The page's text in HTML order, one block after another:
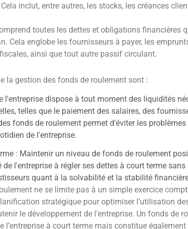
inclut, entre autres, les stocks, les créances
toutes les dettes et obligations financières
Cela englobe les fournisseurs à payer, les
ainsi que tout autre passif circulant.
la gestion des fonds de roulement sont :
l'entreprise dispose à tout moment des liquidités
telles que le paiement des salaires, des
fonds de roulement permet d'éviter les
de l'entreprise.
: Maintenir un niveau de fonds de roulement
l'entreprise à régler ses dettes à court terme
quant à la solvabilité et la stabilité
ne se limite pas à un simple exercice
stratégique pour optimiser l’utilisation
le développement de l’entreprise. Un fonds de
l’entreprise à court terme mais constitue